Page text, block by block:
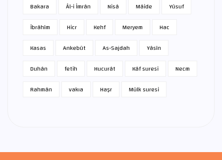
Bakara Âl-i İmrân Nisâ Mâide
Yûsuf
İbrâhîm
Hicr Kehf Meryem
Hac
Kasas
Ankebût As-Sajdah
Yâsîn
Duhân
fetih Hucurât Kâf suresi
Necm
Rahmân
vakıa Haşr Mülk suresi